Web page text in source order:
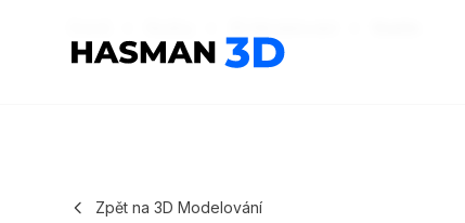
Hasman3D - 3D tisk
Zpět na 3D Modelování